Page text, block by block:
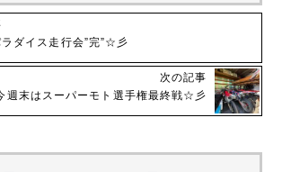
ダイス走行会”完”☆彡
次の記事
週末はスーパーモト選手権最終戦☆彡